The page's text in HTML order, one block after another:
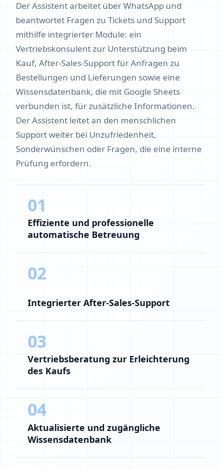
Der Assistent arbeitet über WhatsApp und
beantwortet Fragen zu Tickets und Support
mithilfe integrierter Module: ein
Vertriebskonsulent zur Unterstützung beim
Kauf, After-Sales-Support für Anfragen zu
Bestellungen und Lieferungen sowie eine
Wissensdatenbank, die mit Google Sheets
verbunden ist, für zusätzliche Informationen.
Der Assistent leitet an den menschlichen
Support weiter bei Unzufriedenheit,
Sonderwünschen oder Fragen, die eine interne
Prüfung erfordern.
01
Effiziente und professionelle
automatische Betreuung
02
Integrierter After-Sales-Support
03
Vertriebsberatung zur Erleichterung
des Kaufs
04
Aktualisierte und zugängliche
Wissensdatenbank